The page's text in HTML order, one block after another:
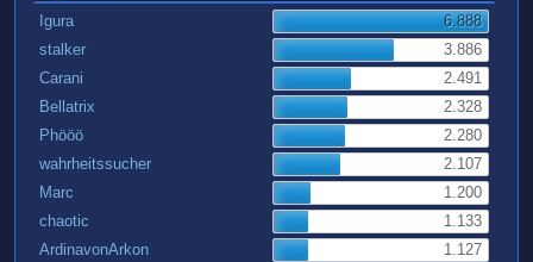
Igura
6.888
stalker
3.886
Carani
2.491
Bellatrix
2.328
Phööö
2.280
wahrheitssucher
2.107
Marc
1.200
chaotic
1.133
ArdinavonArkon
1.127